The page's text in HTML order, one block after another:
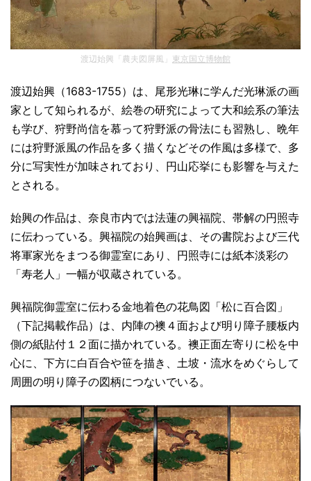
渡辺始興「農夫図屏風」 東京国立博物館
渡辺始興（1683-1755）は、尾形光琳に学んだ光琳派の画
家として知られるが、絵巻の研究によって大和絵系の筆法
も学び、狩野尚信を慕って狩野派の骨法にも習熟し、晩年
には狩野派風の作品を多く描くなどその作風は多様で、多
分に写実性が加味されており、円山応挙にも影響を与えた
とされる。
始興の作品は、奈良市内では法蓮の興福院、帯解の円照寺
に伝わっている。興福院の始興画は、その書院および三代
将軍家光をまつる御霊室にあり、円照寺には紙本淡彩の
「寿老人」一幅が収蔵されている。
興福院御霊室に伝わる金地着色の花鳥図「松に百合図」
（下記掲載作品）は、内陣の襖４面および明り障子腰板内
側の紙貼付１２面に描かれている。襖正面左寄りに松を中
心に、下方に白百合や笹を描き、土坡・流水をめぐらして
周囲の明り障子の図柄につないでいる。